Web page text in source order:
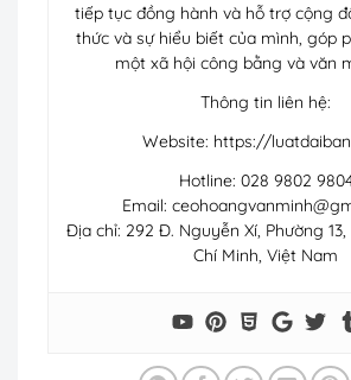
tiếp tục đồng hành và hỗ trợ cộng
thức và sự hiểu biết của mình, góp
một xã hội công bằng và văn
Thông tin liên hệ:
Website: https://
Hotline: 028 9802
Email:
Địa chỉ: 292 Đ. Nguyễn Xí, Phường
Chí Minh, Việt Nam